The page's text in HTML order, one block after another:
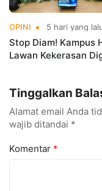
OPINI 5 hari yang
Stop Diam! Kampus
Lawan Kekerasan
Tinggalkan
Alamat email Anda
wajib ditandai *
Komentar *